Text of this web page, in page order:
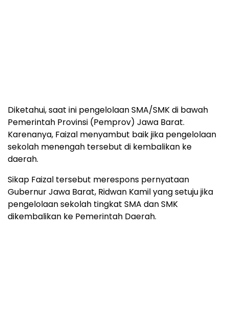
Diketahui, saat ini pengelolaan SMA/SMK di bawah
Pemerintah Provinsi (Pemprov) Jawa Barat.
Karenanya, Faizal menyambut baik jika pengelolaan
sekolah menengah tersebut di kembalikan ke
daerah.
Sikap Faizal tersebut merespons pernyataan
Gubernur Jawa Barat, Ridwan Kamil yang setuju jika
pengelolaan sekolah tingkat SMA dan SMK
dikembalikan ke Pemerintah Daerah.